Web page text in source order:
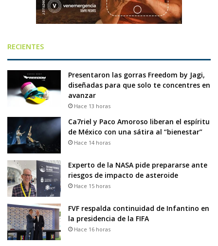
RECIENTES
Presentaron las gorras Freedom by Jagi,
diseñadas para que solo te concentres en
avanzar
Hace 13 horas
Ca7riel y Paco Amoroso liberan el espíritu
de México con una sátira al “bienestar”
Hace 14 horas
Experto de la NASA pide prepararse ante
riesgos de impacto de asteroide
Hace 15 horas
FVF respalda continuidad de Infantino en
la presidencia de la FIFA
Hace 16 horas